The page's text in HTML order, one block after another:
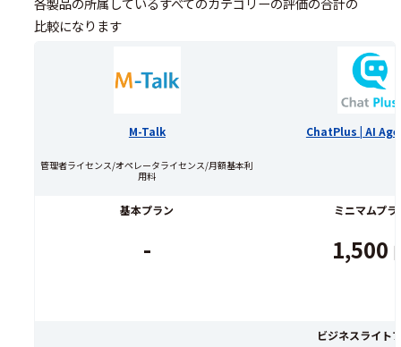
比較になります
M-Talk
管理者ライセンス/オペレータライセンス/月額基本利
用料
基本プラン
-
ChatPlus | AI
ミニマムプラ
1,500
ビジネスライト